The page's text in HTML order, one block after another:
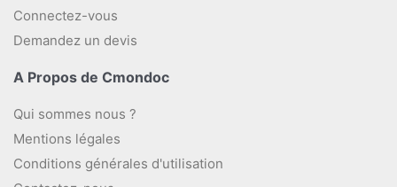
Connectez-vous
Demandez un devis
A Propos de Cmondoc
Qui sommes nous ?
Mentions légales
Conditions générales d'utilisation